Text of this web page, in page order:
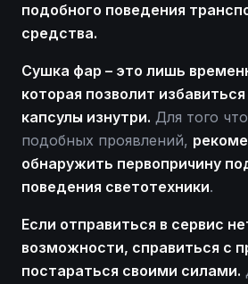
подобного поведения
средства.
Сушка фар – это лишь
которая позволит
капсулы изнутри. Для того
подобных проявлений,
обнаружить первопричину
поведения светотехники.
Если отправиться в сервис
возможности, справиться с
постараться своими силами.